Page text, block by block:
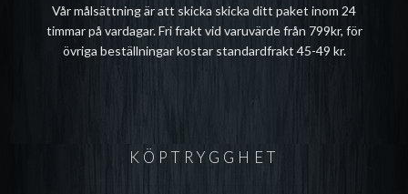
Vår målsättning är att skicka skicka ditt paket inom 24
timmar på vardagar. Fri frakt vid varuvärde från 799kr, för
övriga beställningar kostar standardfrakt 45-49 kr.
KÖPTRYGGHET